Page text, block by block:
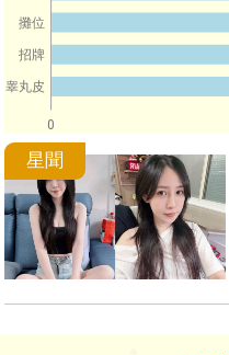
0
攤位
招牌
睾丸皮
星聞